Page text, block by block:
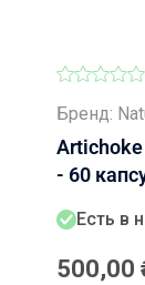
Бренд:
- 60
Есть в
500,00